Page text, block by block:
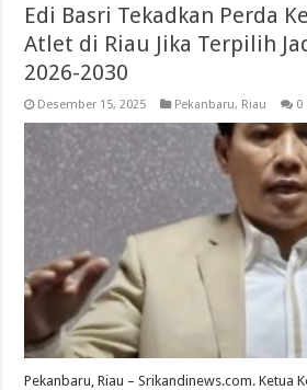
Edi Basri Tekadkan Perda
Atlet di Riau Jika Terpilih
2026-2030
Desember 15, 2025 Pekanbaru, Riau 0
Pekanbaru, Riau – Srikandinews.com. Ketua